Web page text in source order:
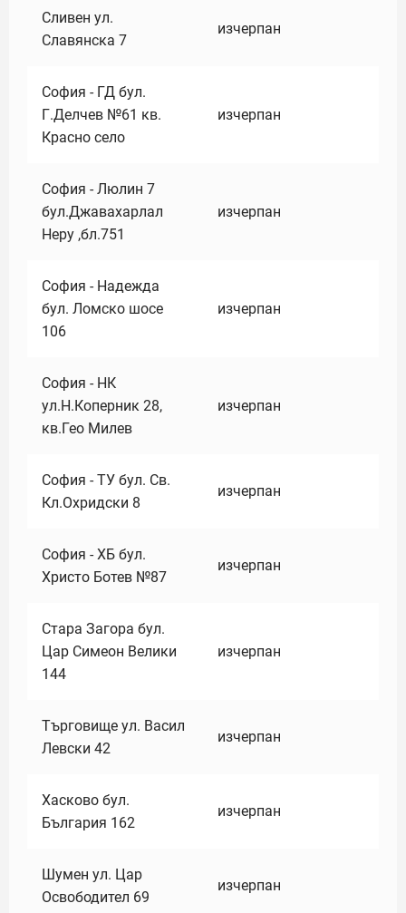
Сливен ул.
Славянска 7
изчерпан
София - ГД бул.
Г.Делчев №61 кв.
Красно село
изчерпан
София - Люлин 7
бул.Джавахарлал
Неру ,бл.751
изчерпан
София - Надежда
бул. Ломско шосе
106
изчерпан
София - НК
ул.Н.Коперник 28,
кв.Гео Милев
изчерпан
София - ТУ бул. Св.
Кл.Охридски 8
изчерпан
София - ХБ бул.
Христо Ботев №87
изчерпан
Стара Загора бул.
Цар Симеон Велики
144
изчерпан
Търговище ул. Васил
Левски 42
изчерпан
Хасково бул.
България 162
изчерпан
Шумен ул. Цар
Освободител 69
изчерпан